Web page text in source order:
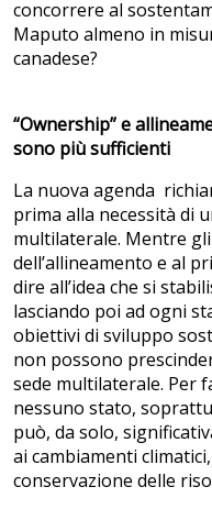
concorrere al
Maputo almeno in
canadese?
“Ownership” e
sono più sufficienti
La nuova agenda
prima alla necessità di
multilaterale. Mentre
dell’allineamento e al
dire all’idea che si
lasciando poi ad ogni
obiettivi di sviluppo
non possono
sede multilaterale. Per
nessuno stato,
può, da solo,
ai cambiamenti
conservazione delle